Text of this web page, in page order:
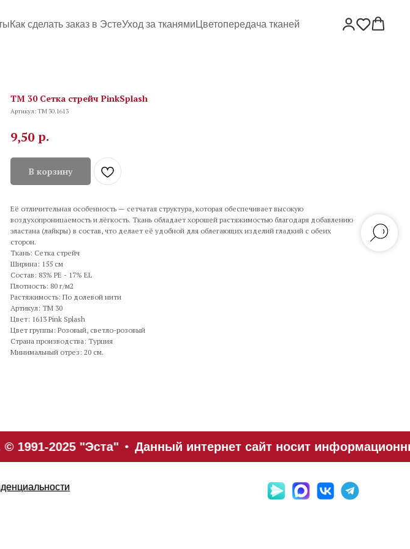
Как сделать заказ в ЭстеУход за тканями Цветопередача тканей
TM 30 Сетка стрейч PinkSplash
Артикул:TM 30.1613
9,50 р.
В корзину
Её отличительная особенность — сетчатая структура, которая обеспечивает высокую
воздухопроницаемость и лёгкость. Ткань обладает хорошей растяжимостью благодаря добавлению
эластана (лайкры) в состав, что делает её удобной для облегающих изделий гладкий с обеих
сторон.
Ткань: Сетка стрейч
Ширина: 155 см
Состав: 83% PE - 17% EL
Плотность: 80 г/м2
Растяжимость: По долевой нити
Артикул: TM 30
Цвет: 1613 Pink Splash
Цвет группы: Розовый, светло-розовый
Страна производства: Турция
Минимальный отрез: 20 см.
1991-2025 "Эста" Данный интернет сайт носит